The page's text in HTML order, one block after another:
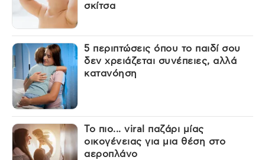
σκίτσα
5 περιπτώσεις όπου το παιδί σου
δεν χρειάζεται συνέπειες, αλλά
κατανόηση
Το πιο... viral παζάρι μίας
οικογένειας για μια θέση στο
αεροπλάνο